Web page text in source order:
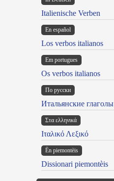
Italienische Verben
En español
Los verbos italianos
Em portugues
Os verbos italianos
По русски
Итальянские глаголы
Στα ελληνικά
Ιταλικό Λεξικό
Ën piemontèis
Dissionari piemontèis